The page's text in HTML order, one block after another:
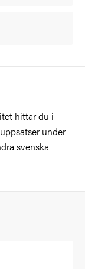
hittar du i
under
svenska